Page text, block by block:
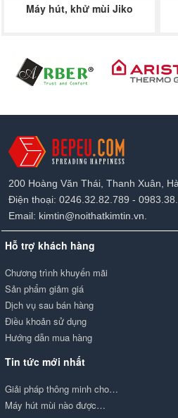
Máy hút, khử mùi Jiko
200 Hoàng Văn Thái, Thanh Xuân,
Điện thoại: 0246.32.82.789 -
Email: kimtin@noithatkimtin.vn.
Hỗ trợ khách hàng
Chương trình khuyến mãi
Sản phẩm giảm giá
Dịch vụ sau bán hàng
Điều khoản sử dụng
Hướng dẫn mua hàng
Tin tức mới nhất
Giải pháp thông minh cho…
Máy hút mùi nào được…